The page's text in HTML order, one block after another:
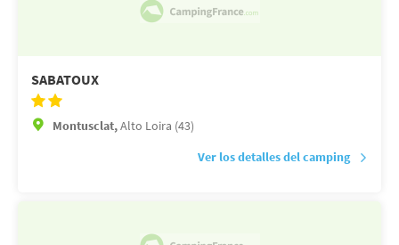
SABATOUX
Montusclat,Alto Loira (43)
Ver los detalles del camping